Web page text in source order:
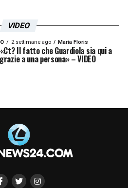
VIDEO
2 settimane ago Maria Floris
Il fatto che Guardiola sia qui a
a una persona» – VIDEO